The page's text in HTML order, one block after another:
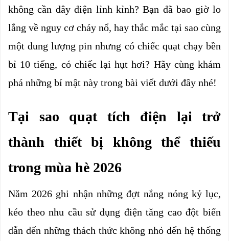
không cần dây điện lỉnh kỉnh? Bạn đã bao giờ lo
lắng về nguy cơ cháy nổ, hay thắc mắc tại sao cùng
một dung lượng pin nhưng có chiếc quạt chạy bền
bỉ 10 tiếng, có chiếc lại hụt hơi? Hãy cùng khám
phá những bí mật này trong bài viết dưới đây nhé!
Tại sao quạt tích điện lại trở
thành thiết bị không thể thiếu
trong mùa hè 2026
Năm 2026 ghi nhận những đợt nắng nóng kỷ lục,
kéo theo nhu cầu sử dụng điện tăng cao đột biến
dẫn đến những thách thức không nhỏ đến hệ thống